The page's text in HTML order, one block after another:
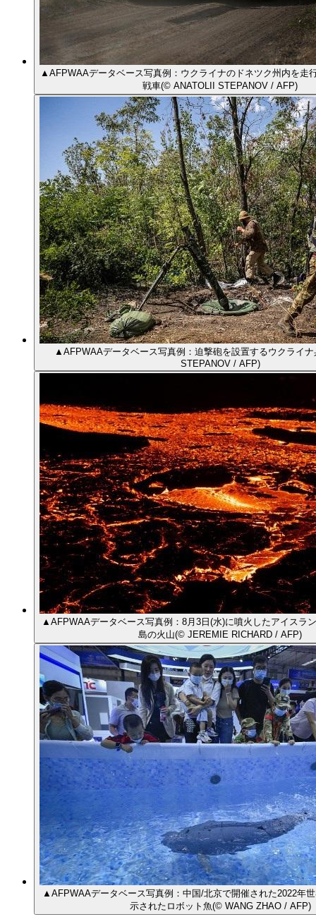
▲AFPWAAデータベース写真例：ウクライナのドネツク州内を走
戦車(© ANATOLII STEPANOV / AFP)
▲AFPWAAデータベース写真例：迫撃砲を設置するウクライ
STEPANOV / AFP)
▲AFPWAAデータベース写真例：8月3日(水)に噴火したアイスラ
島の火山(© JEREMIE RICHARD / AFP)
▲AFPWAAデータベース写真例：中国/北京で開催された2022年
示されたロボット魚(© WANG ZHAO / AFP)